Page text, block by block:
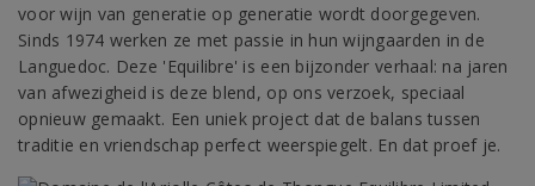
voor wijn van generatie op generatie wordt doorgegeven.
Sinds 1974 werken ze met passie in hun wijngaarden in de
Languedoc. Deze 'Equilibre' is een bijzonder verhaal: na jaren
van afwezigheid is deze blend, op ons verzoek, speciaal
opnieuw gemaakt. Een uniek project dat de balans tussen
traditie en vriendschap perfect weerspiegelt. En dat proef je.